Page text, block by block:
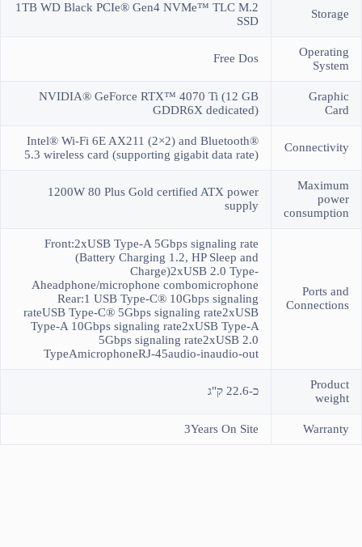
Storage
1TB WD Black PCIe® Gen4 NVMe™ TLC M.2
SSD
Operating
System
Free Dos
Graphic
Card
NVIDIA® GeForce RTX™ 4070 Ti (12 GB
GDDR6X dedicated)
Connectivity
Intel® Wi-Fi 6E AX211 (2×2) and Bluetooth®
5.3 wireless card (supporting gigabit data rate)
Maximum
power
consumption
1200W 80 Plus Gold certified ATX power
supply
Ports and
Connections
Front:2xUSB Type-A 5Gbps signaling rate
(Battery Charging 1.2, HP Sleep and
Charge)2xUSB 2.0 Type-
Aheadphone/microphone combomicrophone
Rear:1 USB Type-C® 10Gbps signaling
rateUSB Type-C® 5Gbps signaling rate2xUSB
Type-A 10Gbps signaling rate2xUSB Type-A
5Gbps signaling rate2xUSB 2.0
TypeAmicrophoneRJ-45audio-inaudio-out
Product
weight
כ-22.6 ק"ג
Warranty
3Years On Site